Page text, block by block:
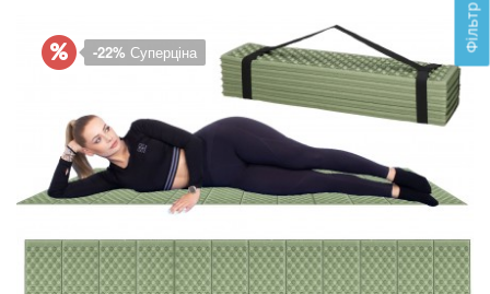
Фільтр
-22% Суперціна